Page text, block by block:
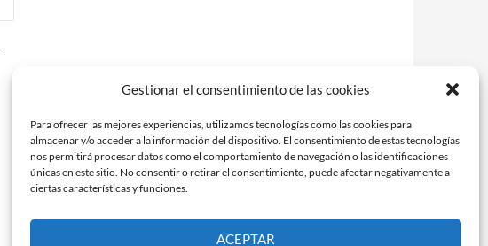
Gestionar el consentimiento de las cookies
Para ofrecer las mejores experiencias, utilizamos tecnologías como las cookies para
almacenar y/o acceder a la información del dispositivo. El consentimiento de estas tecnologías
nos permitirá procesar datos como el comportamiento de navegación o las identificaciones
únicas en este sitio. No consentir o retirar el consentimiento, puede afectar negativamente a
ciertas características y funciones.
ACEPTAR